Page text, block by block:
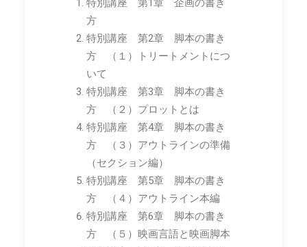
特別講座 第1章 企画の書き
方
特別講座 第2章 脚本の書き
方 （１）トリートメントにつ
いて
特別講座 第3章 脚本の書き
方 （２）プロットとは
特別講座 第4章 脚本の書き
方 （３）アウトラインの準備
（セクション編）
特別講座 第5章 脚本の書き
方 （４）アウトライン本編
特別講座 第6章 脚本の書き
方 （５）映画言語と映画脚本